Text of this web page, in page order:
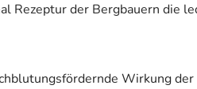
Rezeptur der Bergbauern die
Wirkung